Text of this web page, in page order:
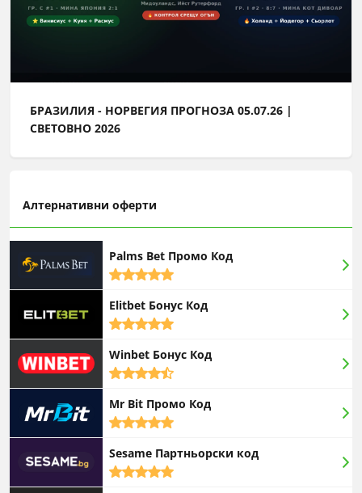
БРАЗИЛИЯ - НОРВЕГИЯ ПРОГНОЗА 05.07.26 |
СВЕТОВНО 2026
Алтернативни оферти
Palms Bet Промо Код
5,0
Elitbet Бонус Код
5,0
Winbet Бонус Код
4,5
Mr Bit Промо Код
5,0
Sesame Партньорски код
5,0